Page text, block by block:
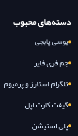
دسته‌های محبوب
یوسی پابجی
جم فری فایر
تلگرام استارز و پرمیوم
گیفت کارت اپل
پلی استیشن